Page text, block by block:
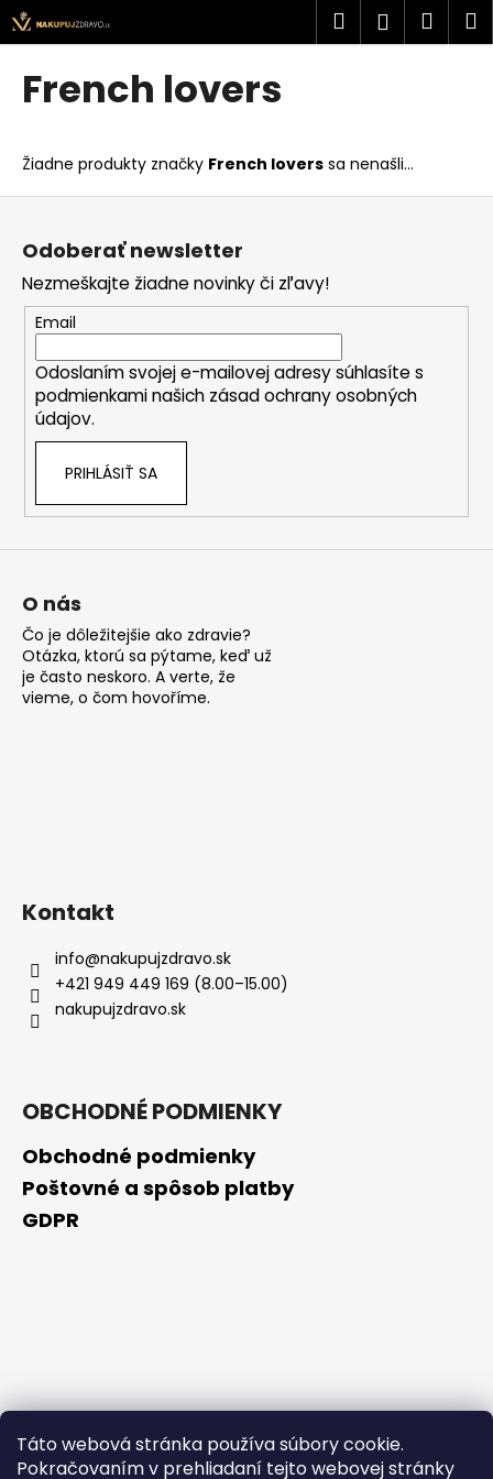
Táto webová stránka používa súbory cookie.
Pokračovaním v prehliadaní tejto webovej stránky
Prejsť
na
obsah
Hľadať
French lovers
Žiadne produkty značky French lovers sa nenašli...
K
o
o
p
o
t
r
e
b
e
á
j
ť
?
o
ú
č
a
m
SUŠENÝ
DRVENÝ
PESTREC
MARIÁNSKY
€7,89
Z
Odoberať newsletter
Nezmeškajte žiadne novinky či zľavy!
Email
Odoslaním svojej e-mailovej adresy súhlasíte s
podmienkami našich zásad ochrany osobných
údajov.
PRIHLÁSIŤ SA
O nás
Čo je dôležitejšie ako zdravie?
Otázka, ktorú sa pýtame, keď už
je často neskoro. A verte, že
vieme, o čom hovoříme.
Kontakt
info@nakupujzdravo.sk
+421 949 449 169 (8.00–15.00)
nakupujzdravo.sk
OBCHODNÉ PODMIENKY
Obchodné podmienky
Poštovné a spôsob platby
GDPR